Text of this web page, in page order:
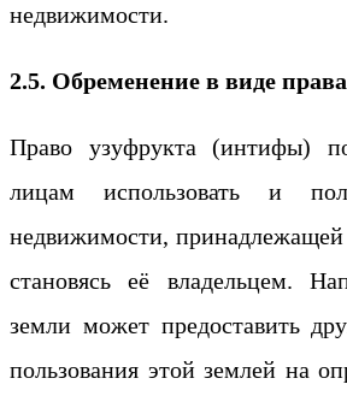
недвижимости.
2.5. Обременение в виде
Право узуфрукта (интифы)
лицам использовать и
недвижимости,
становясь её владельцем.
земли может предоставить
пользования этой землей на